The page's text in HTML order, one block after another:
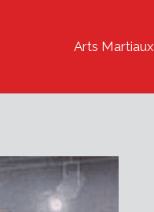
Arts Martiaux